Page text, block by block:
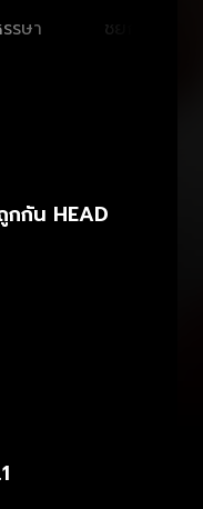
รษา ชยกร จุฑามาศ
กกัน HEAD